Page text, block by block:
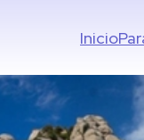
Inicio